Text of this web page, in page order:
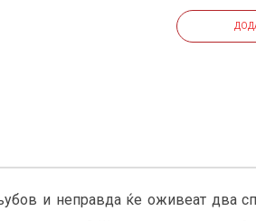
и неправда ќе оживеат два